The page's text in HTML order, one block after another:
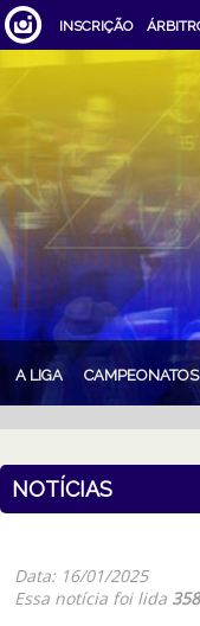
INSCRIÇÃO
A LIGA CAMPEONATOS
NOTÍCIAS
Data: 16/01/2025
Essa notícia foi lida 358